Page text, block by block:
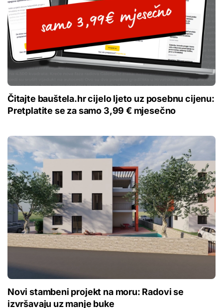
Čitajte bauštela.hr cijelo ljeto uz posebnu cijenu:
Pretplatite se za samo 3,99 € mjesečno
Novi stambeni projekt na moru: Radovi se
izvršavaju uz manje buke